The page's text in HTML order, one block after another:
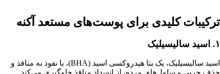
ترکیبات کلیدی برای پوست‌های مستعد آکنه
۱. اسید سالیسیلیک
اسید سالیسیلیک، یک بتا هیدروکسی اسید (BHA)، با نفوذ به منافذ و